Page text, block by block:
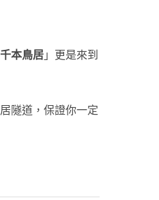
千本鳥居 」更是來到
隧道，保證你一定